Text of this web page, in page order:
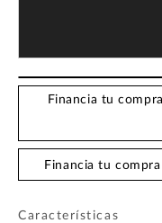
Financia tu
Financia tu
Características